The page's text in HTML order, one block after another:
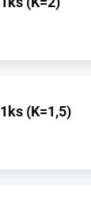
(K=1,5)